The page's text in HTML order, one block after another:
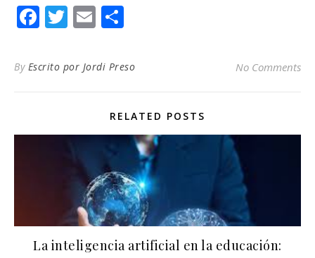
Facebook
Twitter
Email
By Escrito por Jordi Preso No Comments
RELATED POSTS
La inteligencia artificial en la educación: